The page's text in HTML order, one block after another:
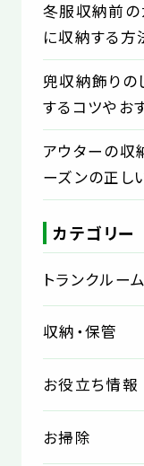
冬服収納前の
に収納する
兜収納飾りの
するコツやお
アウターの収
ーズンの正し
カテゴリー
トランクルーム
収納・保管
お役立ち情報
お掃除